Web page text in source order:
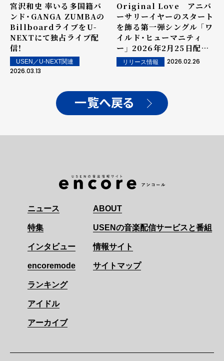
宮沢和史 率いる多国籍バ
ンド・GANGA ZUMBAの
BillboardライブをU-
NEXTにて独占ライブ配
信！
USEN／U-NEXT関連
2026.03.13
Original Love アニバ
ーサリーイヤーのスタート
を飾る第一弾シングル 「ワ
イルド・ヒューマニティ
ー」 2026年2月25日配信
リリース！
リリース情報 2026.02.26
一覧へ戻る
ニュース
特集
インタビュー
encoremode
ランキング
アイドル
アーカイブ
ABOUT
USENの音楽配信サービスと番組
情報サイト
サイトマップ